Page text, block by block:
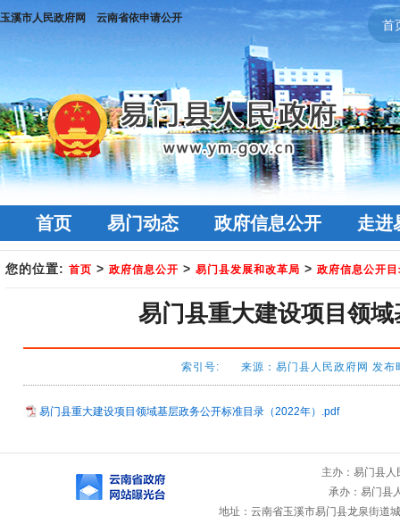
首
玉溪市人民政府网 云南省依申请公开
首页 易门动态 政府信息公开 走进
您的位置: 首页 > 政府信息公开 > 易门县发展和改革局 > 政府信息公开
易门县重大建设项目领
索引号: 来源：易门县人民政府网
易门县重大建设项目领域基层政务公开标准目录（2022年）.pdf
主办：易门县
承办：易门县
地址：云南省玉溪市易门县龙泉街